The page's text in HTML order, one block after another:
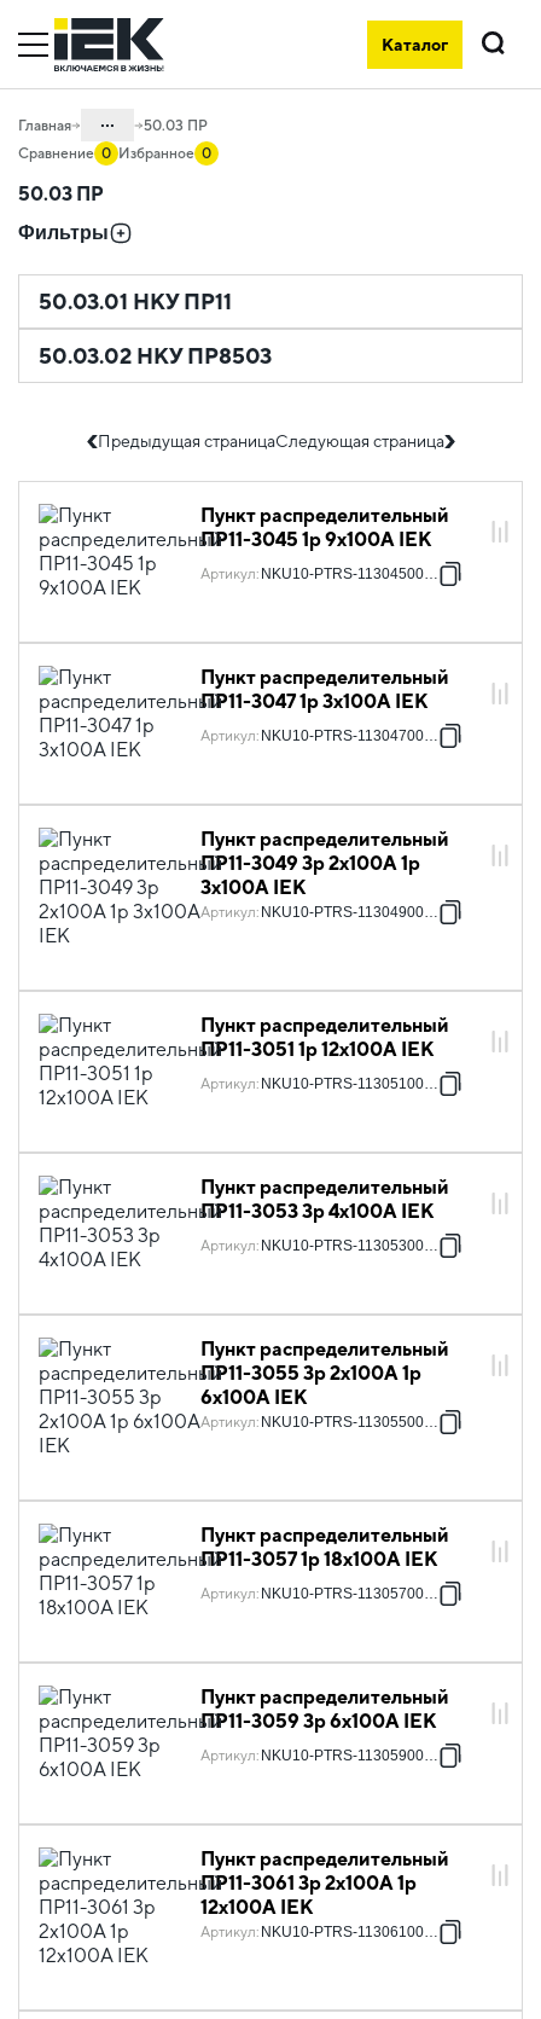
Каталог
Поиск
Главная ...
Каталог
50. Типовые решения НКУ
50.03 ПР
Сравнение 0 Избранное 0
50.03 ПР
Фильтры
50.03.01 НКУ ПР11
50.03.02 НКУ ПР8503
Предыдущая страницаСледующая страница
Пункт распределительный
ПР11-3045 1p 9х100A IEK
Артикул: NKU10-PTRS-11304500-01
Пункт распределительный
ПР11-3047 1p 3х100А IEK
Артикул: NKU10-PTRS-11304700-01
Пункт распределительный
ПР11-3049 3p 2х100А 1p
3х100А IEK
Артикул: NKU10-PTRS-11304900-01
Пункт распределительный
ПР11-3051 1p 12х100А IEK
Артикул: NKU10-PTRS-11305100-01
Пункт распределительный
ПР11-3053 3p 4х100А IEK
Артикул: NKU10-PTRS-11305300-01
Пункт распределительный
ПР11-3055 3p 2х100А 1p
6х100А IEK
Артикул: NKU10-PTRS-11305500-01
Пункт распределительный
ПР11-3057 1p 18х100А IEK
Артикул: NKU10-PTRS-11305700-01
Пункт распределительный
ПР11-3059 3p 6х100А IEK
Артикул: NKU10-PTRS-11305900-01
Пункт распределительный
ПР11-3061 3p 2х100А 1p
12х100А IEK
Артикул: NKU10-PTRS-11306100-01